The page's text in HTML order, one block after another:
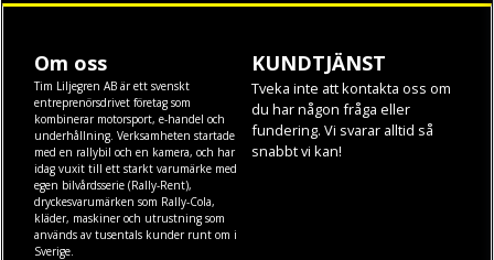
Om oss
Tim Liljegren AB är ett svenskt
entreprenörsdrivet företag som
kombinerar motorsport, e-handel och
underhållning. Verksamheten startade
med en rallybil och en kamera, och har
idag vuxit till ett starkt varumärke med
egen bilvårdsserie (Rally-Rent),
dryckesvarumärken som Rally-Cola,
kläder, maskineroch utrustning som
används av tusentals kunder runt om i
Sverige.
KUNDTJÄNST
Tveka inte att kontakta oss om
du har någon fråga eller
fundering. Vi svarar alltid så
snabbt vi kan!